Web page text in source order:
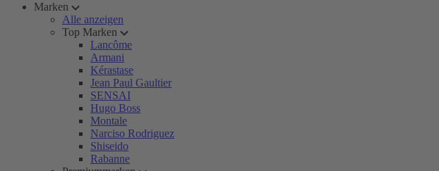
Marken
Alle anzeigen
Top Marken
Lancôme
Armani
Kérastase
Jean Paul Gaultier
SENSAI
Hugo Boss
Montale
Narciso Rodriguez
Shiseido
Rabanne